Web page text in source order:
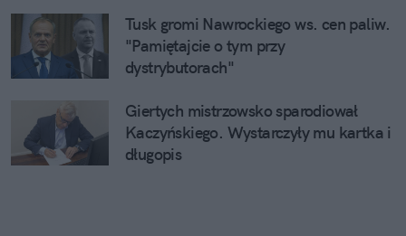
Tusk gromi Nawrockiego ws. cen paliw.
"Pamiętajcie o tym przy
dystrybutorach"
Giertych mistrzowsko sparodiował
Kaczyńskiego. Wystarczyły mu kartka i
długopis